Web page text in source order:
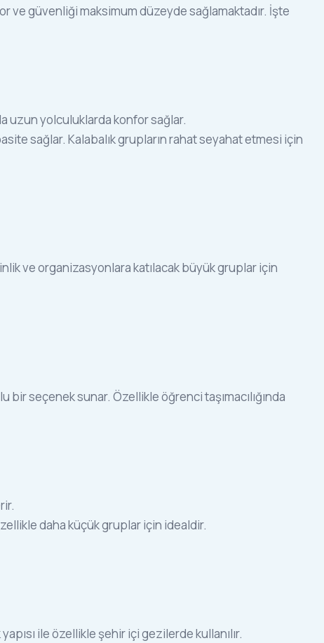
ve güvenliği maksimum düzeyde sağlamaktadır. İşte
uzun yolculuklarda konfor sağlar.
sağlar. Kalabalık grupların rahat seyahat etmesi için
ve organizasyonlara katılacak büyük gruplar için
seçenek sunar. Özellikle öğrenci taşımacılığında
daha küçük gruplar için idealdir.
ile özellikle şehir içi gezilerde kullanılır.